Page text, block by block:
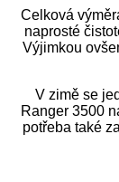
Celková
naprosté
Výjimkou
V zimě se
Ranger 3500
potřeba také